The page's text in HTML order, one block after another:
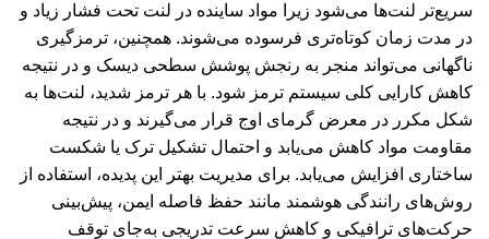
سریع‌تر لنت‌ها می‌شود زیرا مواد ساینده در لنت تحت فشار زیاد و
در مدت زمان کوتاه‌تری فرسوده می‌شوند. همچنین، ترمزگیری
ناگهانی می‌تواند منجر به رنجش پوشش سطحی دیسک و در نتیجه
کاهش کارایی کلی سیستم ترمز شود. با هر ترمز شدید، لنت‌ها به
شکل مکرر در معرض گرمای اوج قرار می‌گیرند و در نتیجه
مقاومت مواد کاهش می‌یابد و احتمال تشکیل ترک یا شکست
ساختاری افزایش می‌یابد. برای مدیریت بهتر این پدیده، استفاده از
روش‌های رانندگی هوشمند مانند حفظ فاصله ایمن، پیش‌بینی
حرکت‌های ترافیکی و کاهش سرعت تدریجی به‌جای توقف